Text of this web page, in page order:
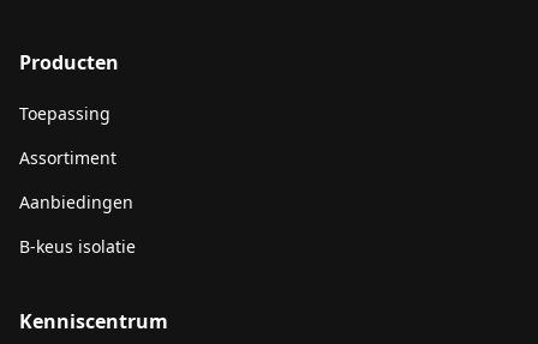
Producten
Toepassing
Assortiment
Aanbiedingen
B-keus isolatie
Kenniscentrum